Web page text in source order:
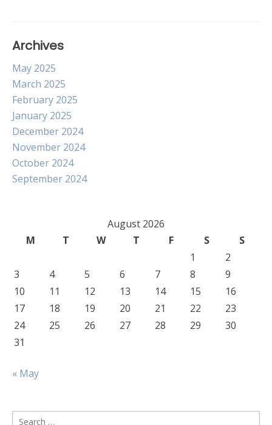
Archives
May 2025
March 2025
February 2025
January 2025
December 2024
November 2024
October 2024
September 2024
August 2026
M
T W T F S
S
1
2
3
4 5 6 7 8
9
10
11 12 13 14 15
16
17
18 19 20 21 22
23
24
25 26 27 28 29
30
31
« May
Search